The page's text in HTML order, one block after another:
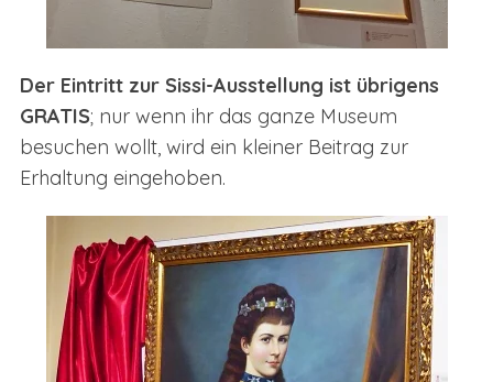
Der Eintritt zur Sissi-Ausstellung ist übrigens
GRATIS; nur wenn ihr das ganze Museum
besuchen wollt, wird ein kleiner Beitrag zur
Erhaltung eingehoben.